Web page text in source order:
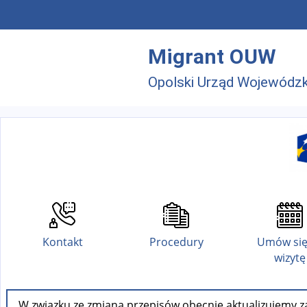
Migrant OUW
Opolski Urząd
Kontakt Procedury
Umów
wizytę